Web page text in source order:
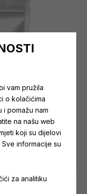
vam pružila
o kolačićima
i pomažu nam
na našu web
koji su dijelovi
informacije su
za analitiku